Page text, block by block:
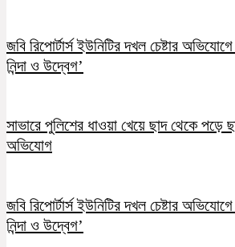
জবি রিপোর্টার্স ইউনিটির দখল চেষ্টার
নিন্দা ও উদ্বেগ’
সাভারে পুলিশের ধাওয়া খেয়ে ছাদ থেকে পড়ে
অভিযোগ
জবি রিপোর্টার্স ইউনিটির দখল চেষ্টার
নিন্দা ও উদ্বেগ’